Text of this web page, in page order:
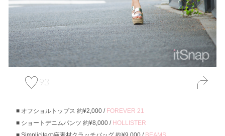
93
オフショルトップス 約¥2,000 / FOREVER 21
ショートデニムパンツ 約¥8,000 / HOLLISTER